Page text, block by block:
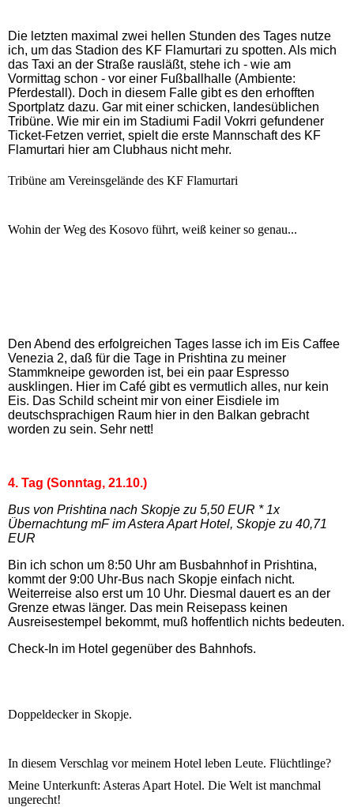
Die letzten maximal zwei hellen Stunden des Tages nutze
ich, um das Stadion des KF Flamurtari zu spotten. Als mich
das Taxi an der Straße rausläßt, stehe ich - wie am
Vormittag schon - vor einer Fußballhalle (Ambiente:
Pferdestall). Doch in diesem Falle gibt es den erhofften
Sportplatz dazu. Gar mit einer schicken, landesüblichen
Tribüne. Wie mir ein im Stadiumi Fadil Vokrri gefundener
Ticket-Fetzen verriet, spielt die erste Mannschaft des KF
Flamurtari hier am Clubhaus nicht mehr.
Tribüne am Vereinsgelände des KF Flamurtari
Wohin der Weg des Kosovo führt, weiß keiner so genau...
Den Abend des erfolgreichen Tages lasse ich im Eis Caffee
Venezia 2, daß für die Tage in Prishtina zu meiner
Stammkneipe geworden ist, bei ein paar Espresso
ausklingen. Hier im Café gibt es vermutlich alles, nur kein
Eis. Das Schild scheint mir von einer Eisdiele im
deutschsprachigen Raum hier in den Balkan gebracht
worden zu sein. Sehr nett!
4. Tag (Sonntag, 21.10.)
Bus von Prishtina nach Skopje zu 5,50 EUR * 1x
Übernachtung mF im Astera Apart Hotel, Skopje zu 40,71
EUR
Bin ich schon um 8:50 Uhr am Busbahnhof in Prishtina,
kommt der 9:00 Uhr-Bus nach Skopje einfach nicht.
Weiterreise also erst um 10 Uhr. Diesmal dauert es an der
Grenze etwas länger. Das mein Reisepass keinen
Ausreisestempel bekommt, muß hoffentlich nichts bedeuten.
Check-In im Hotel gegenüber des Bahnhofs.
Doppeldecker in Skopje.
In diesem Verschlag vor meinem Hotel leben Leute. Flüchtlinge?
Meine Unterkunft: Asteras Apart Hotel. Die Welt ist manchmal
ungerecht!